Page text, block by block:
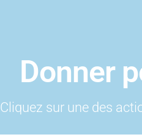
Donner
Cliquez sur une des